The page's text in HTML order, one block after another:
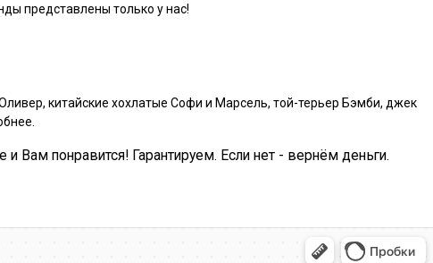
представлены только у нас!
китайские хохлатые Софи и Марсель, той-терьер Бэмби, джек
Вам понравится! Гарантируем. Если нет - вернём деньги.